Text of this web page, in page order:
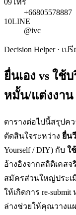
09โทร
+66805578887
10LINE
@ivc
Decision Helper · เป
ยื่นเอง vs ใช้
หมั้น/แต่งงาน
ตารางต่อไปนี้สรุปค
ตัดสินใจระหว่าง ยื่น
Yourself / DIY) กับ ใ
อ้างอิงจากสถิติเคสจ
สมัครส่วนใหญ่ประเ
ให้เกิดการ re-
ล่างช่วยให้คุณวางแ